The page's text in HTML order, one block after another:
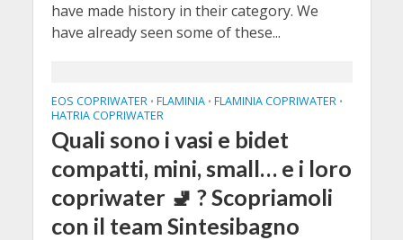
have made history in their category. We
have already seen some of these...
EOS COPRIWATER • FLAMINIA • FLAMINIA COPRIWATER •
HATRIA COPRIWATER
Quali sono i vasi e bidet
compatti, mini, small… e i loro
copriwater 🚽 ? Scopriamoli
con il team Sintesibagno